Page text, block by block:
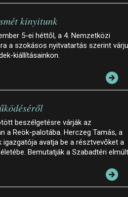
kinyitunk
5-ei héttől, a 4. Nemzetközi
a szokásos nyitvatartás szerint
kiállításainkon.
beszélgetésre várják az
a Reök-palotába. Herczeg Tamás, a
igazgatója avatja be a résztvevőket a
Bemutatják a Szabadtéri